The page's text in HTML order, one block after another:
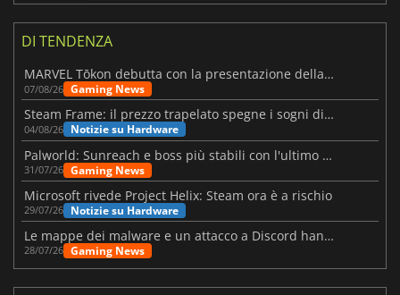
DI TENDENZA
MARVEL Tōkon debutta con la presentazione della roadmap per il primo anno
07/08/26 Gaming News
Steam Frame: il prezzo trapelato spegne i sogni di un VR economico
04/08/26 Notizie su Hardware
Palworld: Sunreach e boss più stabili con l'ultimo update
31/07/26 Gaming News
Microsoft rivede Project Helix: Steam ora è a rischio
29/07/26 Notizie su Hardware
Le mappe dei malware e un attacco a Discord hanno colpito Meccha Chameleon
28/07/26 Gaming News